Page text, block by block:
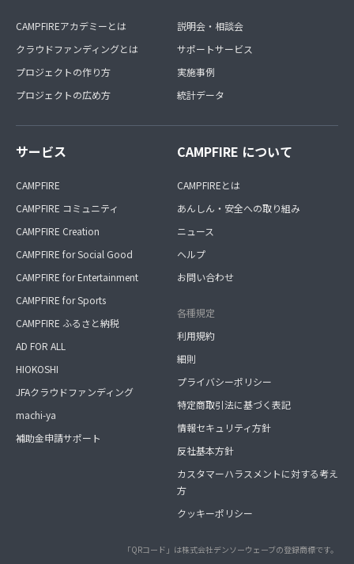
CAMPFIREアカデミーとは
クラウドファンディングとは
プロジェクトの作り方
プロジェクトの広め方
説明会・相談会
サポートサービス
実施事例
統計データ
サービス
CAMPFIRE
CAMPFIRE コミュニティ
CAMPFIRE Creation
CAMPFIRE for Social Good
CAMPFIRE for Entertainment
CAMPFIRE for Sports
CAMPFIRE ふるさと納税
AD FOR ALL
HIOKOSHI
JFAクラウドファンディング
machi-ya
補助金申請サポート
CAMPFIRE について
CAMPFIREとは
あんしん・安全への取り組み
ニュース
ヘルプ
お問い合わせ
各種規定
利用規約
細則
プライバシーポリシー
特定商取引法に基づく表記
情報セキュリティ方針
反社基本方針
カスタマーハラスメントに対する考え
方
クッキーポリシー
「QRコード」は株式会社デンソーウェーブの登録商標です。